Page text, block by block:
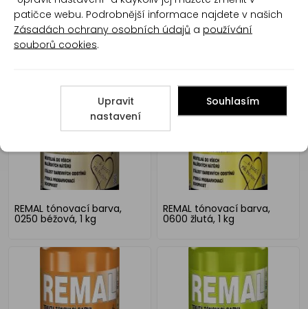
Het Hetcolor malířská
REMAL tónovací barva,
0250 béžová, 1 kg
REMAL tónovací barva,
0600 žlutá, 1 kg
patičce webu. Podrobnější informace najdete v našich
Zásadách ochrany osobních údajů a používání
souborů cookies.
Upravit
nastavení
Souhlasím